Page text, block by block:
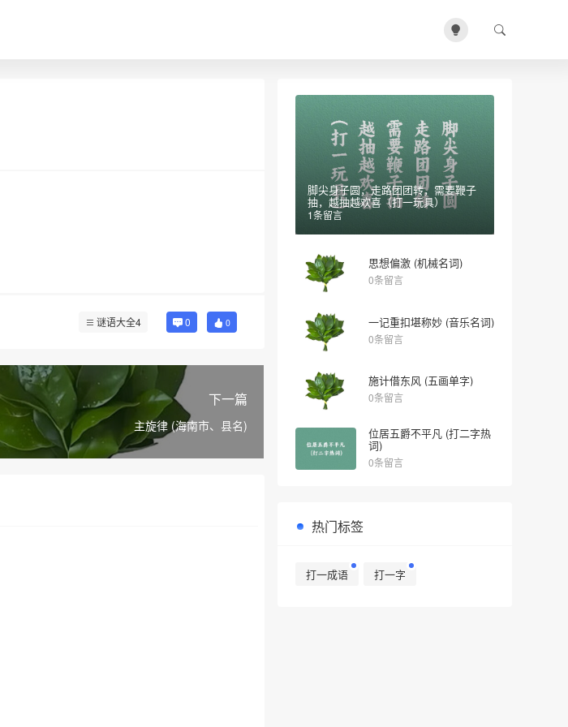
谜语大全4 0 0
下一篇
主旋律 (海南市、县名)
脚尖身子圆，走路团团转，需要鞭子
抽，越抽越欢喜（打一玩具）
1条留言
思想偏激 (机械名词)
0条留言
一记重扣堪称妙 (音乐名词)
0条留言
施计借东风 (五画单字)
0条留言
位居五爵不平凡 (打二字热
词)
0条留言
热门标签
打一成语 打一字